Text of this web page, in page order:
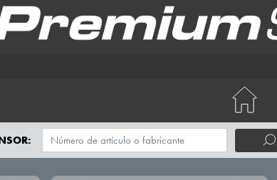
CROSSCAMP
GRANDLAND
INSIGNIA